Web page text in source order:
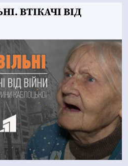
ВТІКАЧІ ВІД